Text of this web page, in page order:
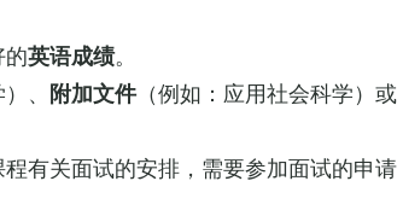
英语成绩。
、 附加文件（例如：应用社会科学）或
有关面试的安排，需要参加面试的申请